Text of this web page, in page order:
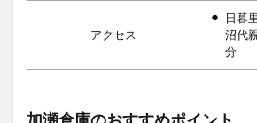
アクセス
日暮
沼代
分